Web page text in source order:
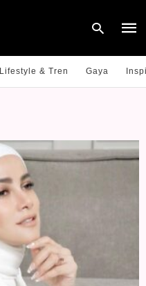
and
hit
Lifestyle & Tren Gaya